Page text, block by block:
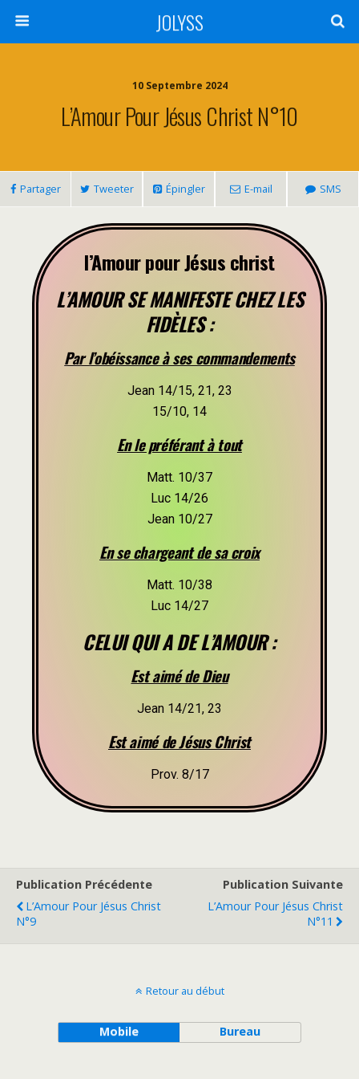
JOLYSS
10 Septembre 2024
L’Amour Pour Jésus Christ N°10
Partager Tweeter Épingler E-mail SMS
l’Amour pour Jésus christ
L’AMOUR SE MANIFESTE CHEZ LES
FIDÈLES :
Par l’obéissance à ses commandements
Jean 14/15, 21, 23
15/10, 14
En le préférant à tout
Matt. 10/37
Luc 14/26
Jean 10/27
En se chargeant de sa croix
Matt. 10/38
Luc 14/27
CELUI QUI A DE L’AMOUR :
Est aimé de Dieu
Jean 14/21, 23
Est aimé de Jésus Christ
Prov. 8/17
Publication Précédente
L’Amour Pour Jésus Christ
N°9
Publication Suivante
L’Amour Pour Jésus Christ
N°11
Retour au début
Mobile Bureau